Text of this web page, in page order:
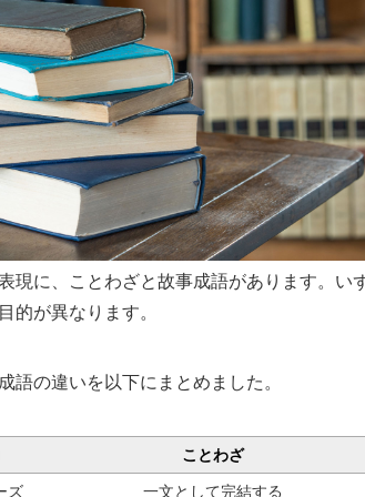
現に、ことわざと故事成語があります。い
的が異なります。
語の違いを以下にまとめました。
ことわざ
ズ 一文として完結する